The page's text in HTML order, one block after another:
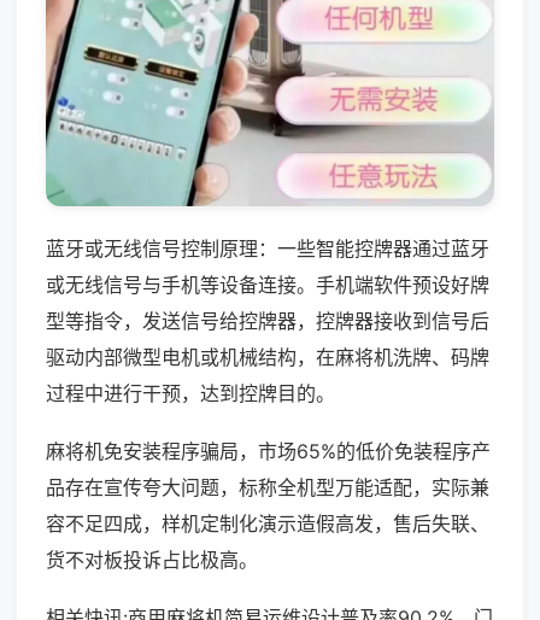
蓝牙或无线信号控制原理：一些智能控牌器通过蓝牙
或无线信号与手机等设备连接。手机端软件预设好牌
型等指令，发送信号给控牌器，控牌器接收到信号后
驱动内部微型电机或机械结构，在麻将机洗牌、码牌
过程中进行干预，达到控牌目的。
麻将机免安装程序骗局，市场65%的低价免装程序产
品存在宣传夸大问题，标称全机型万能适配，实际兼
容不足四成，样机定制化演示造假高发，售后失联、
货不对板投诉占比极高。